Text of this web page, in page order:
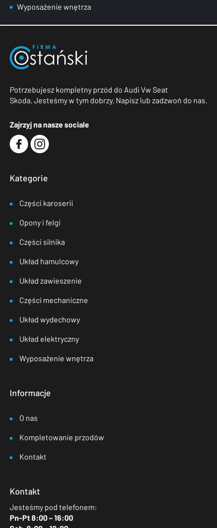
Wyposażenie wnętrza
Potrzebujesz kompletny przód do Audi Vw Seat
Skoda. Jesteśmy w tym dobrzy. Napisz lub zadzwoń do nas.
Zajrzyj na nasze sociale
Kategorie
Części karoserii
Opony i felgi
Części silnika
Układ hamulcowy
Układ zawieszenie
Części mechaniczne
Układ wydechowy
Układ elektryczny
Wyposażenie wnętrza
Informacje
O nas
Kompletowanie przodów
Kontakt
Kontakt
Jesteśmy pod telefonem:
Pn-Pt 8:00 – 16:00